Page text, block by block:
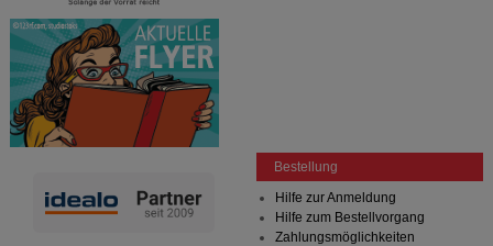
Statistik & Tracking:Hierüber lassen sich
Informationen über die Art und Weise der Nutzung
unserer Website sammeln, mit deren Hilfe wir unsere
Website weiter für Sie optimieren können, den Inhalt
auf unserer Website aber auch die Werbung auf
Drittseiten möglichst relevant für Sie zu gestalten.
Bitte beachten Sie, dass Daten hierfür teilweise an
Dritte wie z.B. Google oder soziale Medien
übertragen werden.
Bestellung
Hilfe zur Anmeldung
Hilfe zum Bestellvorgang
Zahlungsmöglichkeiten